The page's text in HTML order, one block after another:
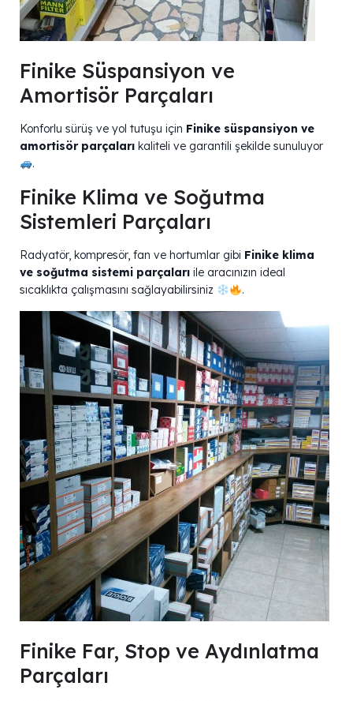
Finike Süspansiyon ve
Amortisör Parçaları
Konforlu sürüş ve yol tutuşu için Finike süspansiyon ve
amortisör parçaları kaliteli ve garantili şekilde sunuluyor
.
Finike Klima ve Soğutma
Sistemleri Parçaları
Radyatör, kompresör, fan ve hortumlar gibi Finike klima
ve soğutma sistemi parçaları ile aracınızın ideal
sıcaklıkta çalışmasını sağlayabilirsiniz
.
Finike Far, Stop ve Aydınlatma
Parçaları